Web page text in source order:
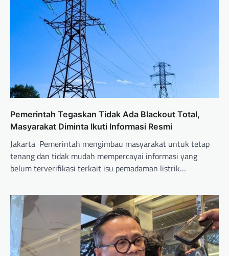
Pemerintah Tegaskan Tidak Ada Blackout Total,
Masyarakat Diminta Ikuti Informasi Resmi
Jakarta  Pemerintah mengimbau masyarakat untuk tetap
tenang dan tidak mudah mempercayai informasi yang
belum terverifikasi terkait isu pemadaman listrik…